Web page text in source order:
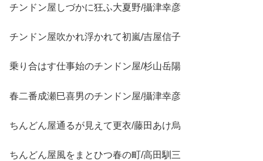
チンドン屋しづかに狂ふ大夏野/攝津幸彦
チンドン屋吹かれ浮かれて初嵐/吉屋信子
乗り合はす仕事始のチンドン屋/杉山岳陽
春二番成瀬巳喜男のチンドン屋/攝津幸彦
ちんどん屋通るが見えて更衣/藤田あけ烏
ちんどん屋風をまとひつ春の町/高田馴三